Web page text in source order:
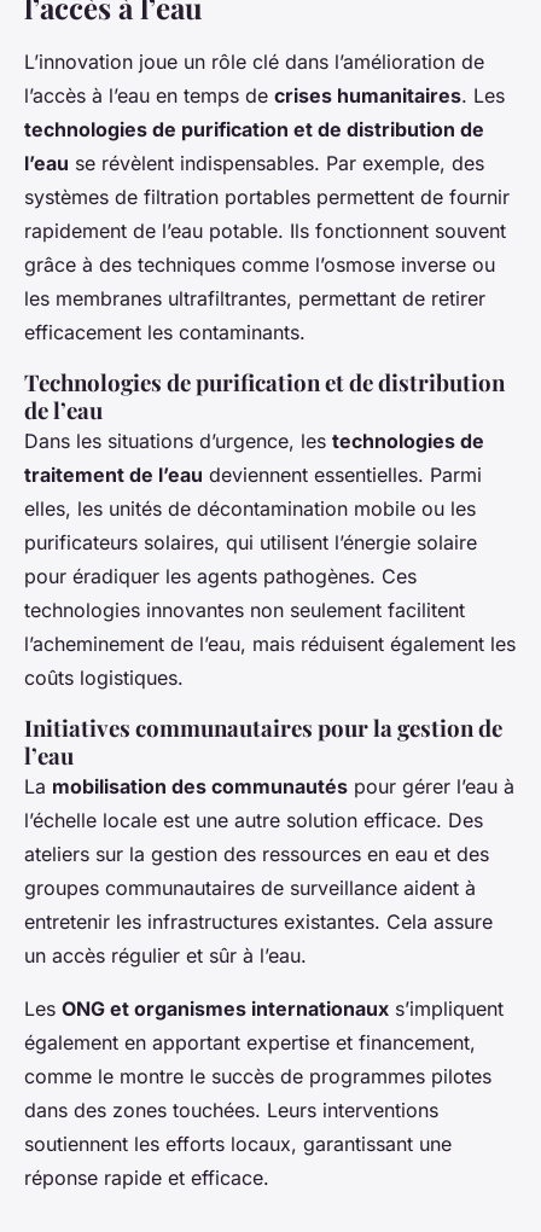
L’innovation joue un rôle clé dans l’amélioration de
l’accès à l’eau en temps de crises humanitaires. Les
technologies de purification et de distribution de
l’eau se révèlent indispensables. Par exemple, des
systèmes de filtration portables permettent de fournir
rapidement de l’eau potable. Ils fonctionnent souvent
grâce à des techniques comme l’osmose inverse ou
les membranes ultrafiltrantes, permettant de retirer
efficacement les contaminants.
Technologies de purification et de distribution
de l’eau
Dans les situations d’urgence, les technologies de
traitement de l’eau deviennent essentielles. Parmi
elles, les unités de décontamination mobile ou les
purificateurs solaires, qui utilisent l’énergie solaire
pour éradiquer les agents pathogènes. Ces
technologies innovantes non seulement facilitent
l’acheminement de l’eau, mais réduisent également les
coûts logistiques.
Initiatives communautaires pour la gestion de
l’eau
La mobilisation des communautés pour gérer l’eau à
l’échelle locale est une autre solution efficace. Des
ateliers sur la gestion des ressources en eau et des
groupes communautaires de surveillance aident à
entretenir les infrastructures existantes. Cela assure
un accès régulier et sûr à l’eau.
Les ONG et organismes internationaux s’impliquent
également en apportant expertise et financement,
comme le montre le succès de programmes pilotes
dans des zones touchées. Leurs interventions
soutiennent les efforts locaux, garantissant une
réponse rapide et efficace.